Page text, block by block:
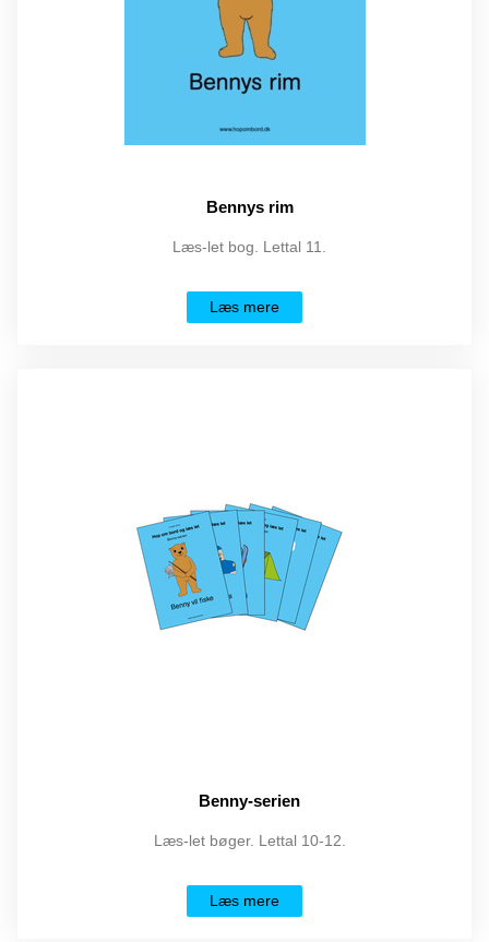
Bennys rim
Læs-let bog. Lettal 11.
Læs mere
Benny-serien
Læs-let bøger. Lettal 10-12.
Læs mere